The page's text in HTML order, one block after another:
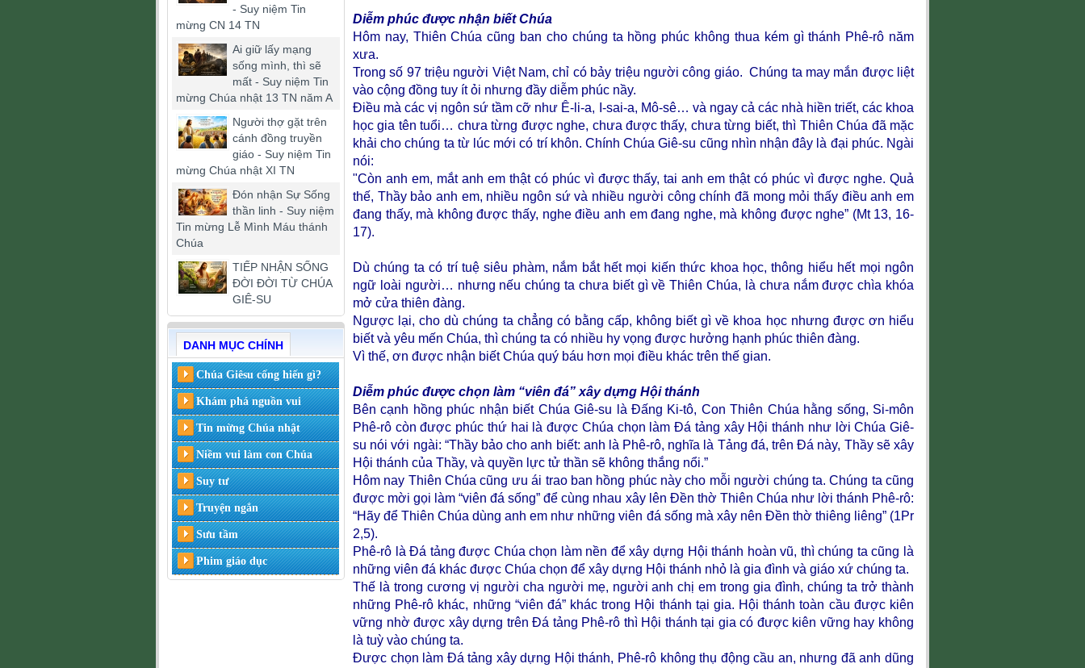
- Suy niệm Tin
mừng CN 14 TN
Ai giữ lấy mạng
sống mình, thì sẽ
mất - Suy niệm Tin
mừng Chúa nhật 13 TN năm A
Người thợ gặt trên
cánh đồng truyền
giáo - Suy niệm Tin
mừng Chúa nhật XI TN
Đón nhận Sự Sống
thần linh - Suy niệm
Tin mừng Lễ Mình Máu thánh
Chúa
TIẾP NHẬN SỐNG
ĐỜI ĐỜI TỪ CHÚA
GIÊ-SU
DANH MỤC CHÍNH
Chúa Giêsu cống hiến gì?
Khám phá nguồn vui
Tin mừng Chúa nhật
Niềm vui làm con Chúa
Suy tư
Truyện ngắn
Sưu tầm
Phim giáo dục
Diễm phúc được nhận biết Chúa
Hôm nay, Thiên Chúa cũng ban cho chúng ta hồng phúc không thua kém gì thánh Phê-rô năm
xưa.
Trong số 97 triệu người Việt Nam, chỉ có bảy triệu người công giáo. Chúng ta may mắn được liệt
vào cộng đồng tuy ít ỏi nhưng đầy diễm phúc nầy.
Điều mà các vị ngôn sứ tầm cỡ như Ê-li-a, I-sai-a, Mô-sê… và ngay cả các nhà hiền triết, các khoa
học gia tên tuổi… chưa từng được nghe, chưa được thấy, chưa từng biết, thì Thiên Chúa đã mặc
khải cho chúng ta từ lúc mới có trí khôn. Chính Chúa Giê-su cũng nhìn nhận đây là đại phúc. Ngài
nói:
"Còn anh em, mắt anh em thật có phúc vì được thấy, tai anh em thật có phúc vì được nghe. Quả
thế, Thầy bảo anh em, nhiều ngôn sứ và nhiều người công chính đã mong mỏi thấy điều anh em
đang thấy, mà không được thấy, nghe điều anh em đang nghe, mà không được nghe” (Mt 13, 16-
17).
Dù chúng ta có trí tuệ siêu phàm, nắm bắt hết mọi kiến thức khoa học, thông hiểu hết mọi ngôn
ngữ loài người… nhưng nếu chúng ta chưa biết gì về Thiên Chúa, là chưa nắm được chìa khóa
mở cửa thiên đàng.
Ngược lại, cho dù chúng ta chẳng có bằng cấp, không biết gì về khoa học nhưng được ơn hiểu
biết và yêu mến Chúa, thì chúng ta có nhiều hy vọng được hưởng hạnh phúc thiên đàng.
Vì thế, ơn được nhận biết Chúa quý báu hơn mọi điều khác trên thế gian.
Diễm phúc được chọn làm “viên đá” xây dựng Hội thánh
Bên cạnh hồng phúc nhận biết Chúa Giê-su là Đấng Ki-tô, Con Thiên Chúa hằng sống, Si-môn
Phê-rô còn được phúc thứ hai là được Chúa chọn làm Đá tảng xây Hội thánh như lời Chúa Giê-
su nói với ngài: “Thầy bảo cho anh biết: anh là Phê-rô, nghĩa là Tảng đá, trên Đá này, Thầy sẽ xây
Hội thánh của Thầy, và quyền lực tử thần sẽ không thắng nổi.”
Hôm nay Thiên Chúa cũng ưu ái trao ban hồng phúc này cho mỗi người chúng ta. Chúng ta cũng
được mời gọi làm “viên đá sống” để cùng nhau xây lên Đền thờ Thiên Chúa như lời thánh Phê-rô:
“Hãy để Thiên Chúa dùng anh em như những viên đá sống mà xây nên Đền thờ thiêng liêng” (1Pr
2,5).
Phê-rô là Đá tảng được Chúa chọn làm nền để xây dựng Hội thánh hoàn vũ, thì chúng ta cũng là
những viên đá khác được Chúa chọn để xây dựng Hội thánh nhỏ là gia đình và giáo xứ chúng ta.
Thế là trong cương vị người cha người mẹ, người anh chị em trong gia đình, chúng ta trở thành
những Phê-rô khác, những “viên đá” khác trong Hội thánh tại gia. Hội thánh toàn cầu được kiên
vững nhờ được xây dựng trên Đá tảng Phê-rô thì Hội thánh tại gia có được kiên vững hay không
là tuỳ vào chúng ta.
Được chọn làm Đá tảng xây dựng Hội thánh, Phê-rô không thụ động cầu an, nhưng đã anh dũng